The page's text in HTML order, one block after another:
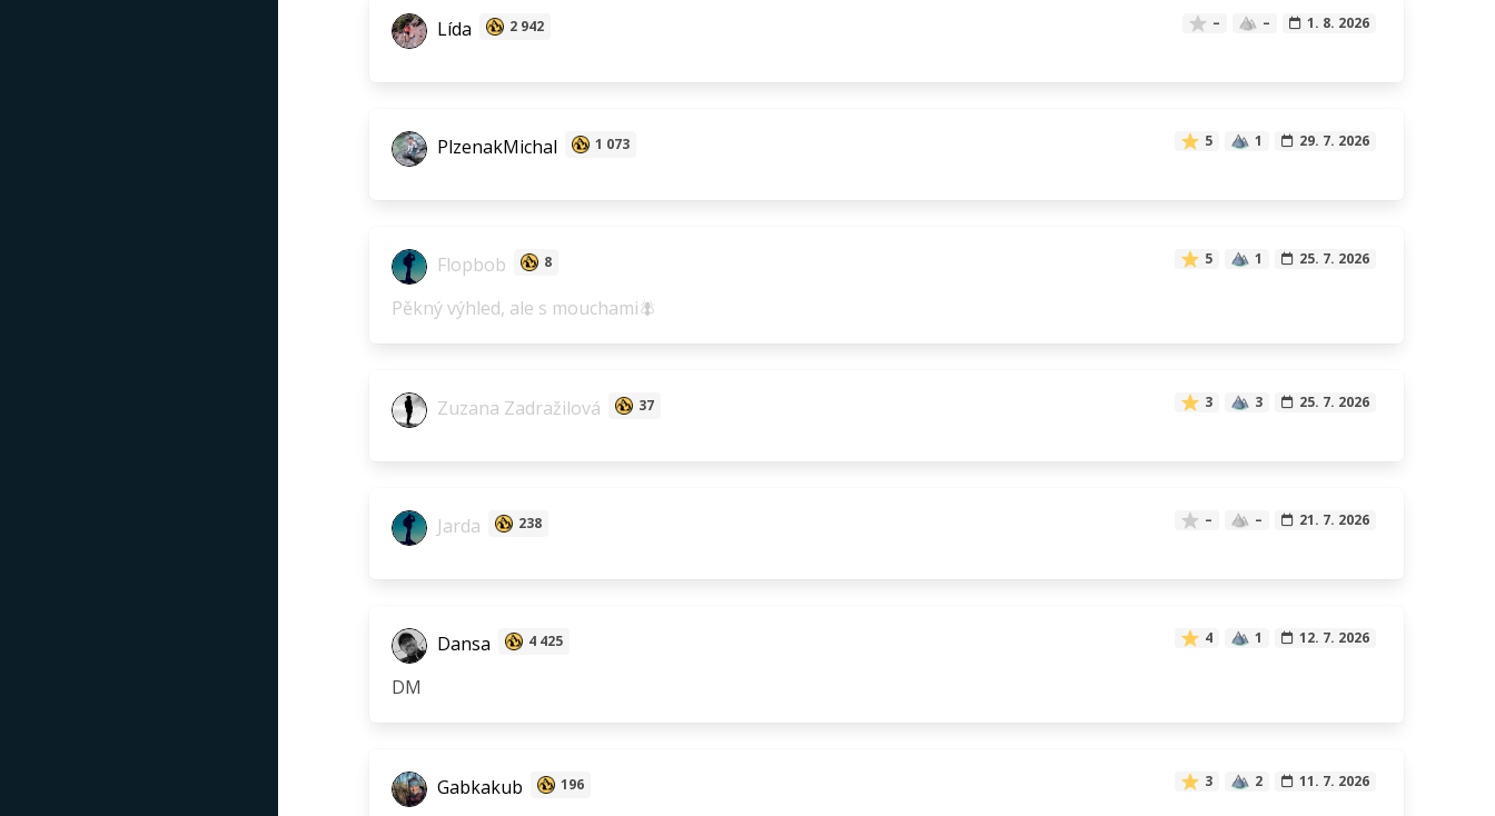
Lída 2 942 – – 1. 8. 2026
PlzenakMichal 1 073 5 1 29. 7. 2026
Flopbob 8 5 1 25. 7. 2026
Pěkný výhled, ale s mouchami🪰
Zuzana Zadražilová 37 3 3 25. 7. 2026
Jarda 238 – – 21. 7. 2026
Dansa 4 425 4 1 12. 7. 2026
DM
Gabkakub 196 3 2 11. 7. 2026